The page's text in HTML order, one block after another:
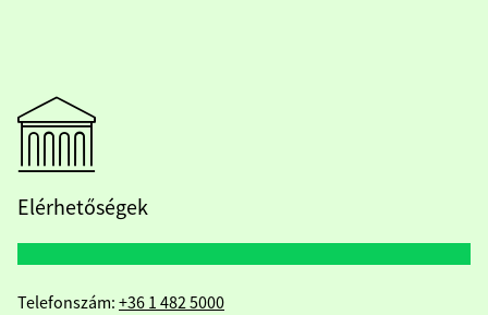
Elérhetőségek
Telefonszám: +36 1 482 5000